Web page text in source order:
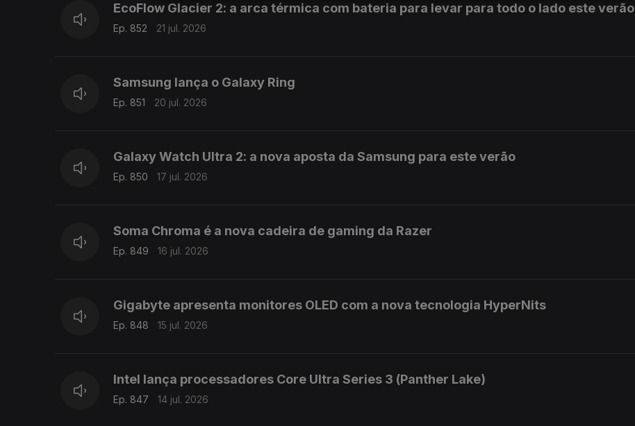
EcoFlow Glacier 2: a arca térmica com bateria para levar para todo o lado este verão
Ep. 852 21 jul. 2026
Samsung lança o Galaxy Ring
Ep. 851 20 jul. 2026
Galaxy Watch Ultra 2: a nova aposta da Samsung para este verão
Ep. 850 17 jul. 2026
Soma Chroma é a nova cadeira de gaming da Razer
Ep. 849 16 jul. 2026
Gigabyte apresenta monitores OLED com a nova tecnologia HyperNits
Ep. 848 15 jul. 2026
Intel lança processadores Core Ultra Series 3 (Panther Lake)
Ep. 847 14 jul. 2026